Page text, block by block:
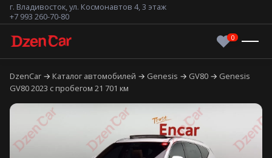
г. Владивосток, ул. Космонавтов 4, 3 этаж
+7 993 260-70-80
DzenCar Каталог автомобилей Genesis GV80
Genesis
GV80 2023 с пробегом 21 701 км